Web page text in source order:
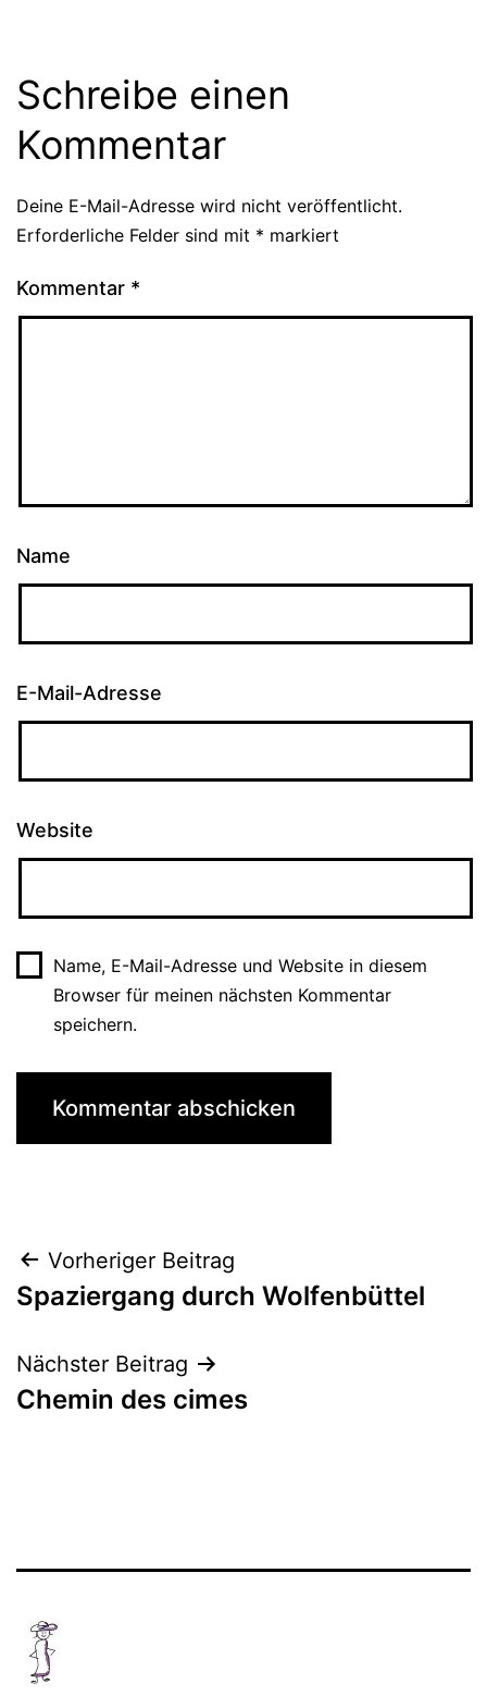
Schreibe einen
Kommentar
Deine E-Mail-Adresse wird nicht veröffentlicht.
Erforderliche Felder sind mit * markiert
Kommentar *
Name
E-Mail-Adresse
Website
Name, E-Mail-Adresse und Website in diesem
Browser für meinen nächsten Kommentar
speichern.
Beitragsnavigation
Vorheriger Beitrag
Spaziergang durch Wolfenbüttel
Nächster Beitrag
Chemin des cimes